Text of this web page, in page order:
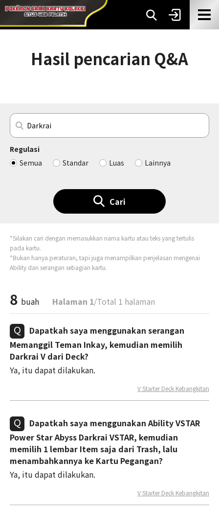
Hasil pencarian Q&A
Regulasi
Semua
Standar Luas Lainnya
Cari
*Silakan cari dengan memasukkan nama kartu atau teks yang tertulis
pada kartu.
*Bukan hanya peraturan, tapi juga menampilkan penjelasan mengenai
Ability dan serangan sebagian kartu.
8 buah Halaman 1/Total 1 halaman
Dapatkah saya menggunakan serangan
Memanggil Teman Inkay, kemudian memilih
Darkrai V dari Deck?
Ya, itu dapat dilakukan.
V Starter Deck Kebangkitan
Dapatkah saya menggunakan Ability VSTAR
Power Star Abyss Darkrai VSTAR, kemudian
memilih 1 lembar Item saja dari Trash, lalu
menambahkannya ke Kartu Pegangan?
Ya, itu dapat dilakukan.
V Starter Deck Kebangkitan